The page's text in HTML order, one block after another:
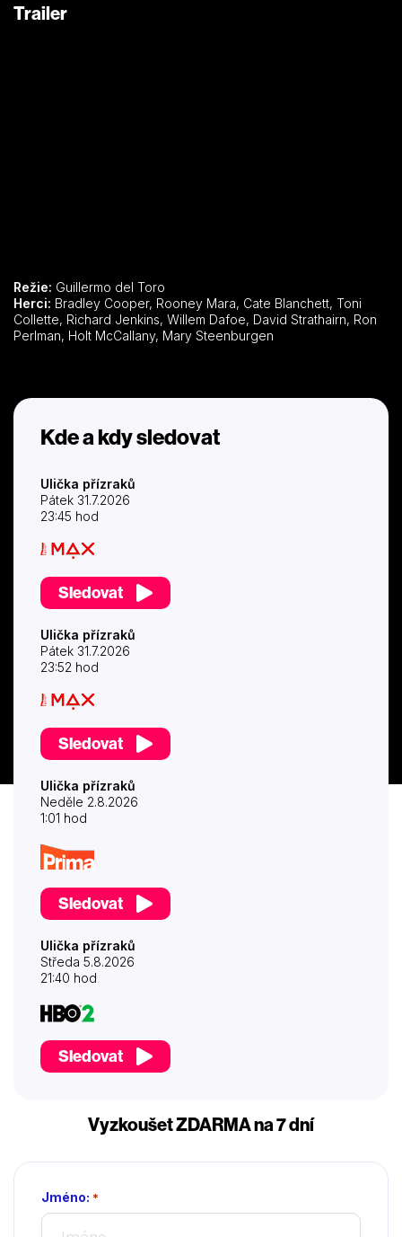
Trailer
Režie: Guillermo del Toro
Herci:
Collette, Richard Jenkins, Willem Dafoe, David Strathairn, Ron
Perlman, Holt McCallany, Mary Steenburgen
Kde a kdy sledovat
Ulička přízraků
Pátek 31.7.2026
23:45 hod
Sledovat
Ulička přízraků
Pátek 31.7.2026
23:52 hod
Sledovat
Ulička přízraků
Neděle 2.8.2026
1:01 hod
Sledovat
Ulička přízraků
Středa 5.8.2026
21:40 hod
Sledovat
Vyzkoušet ZDARMA na 7 dní
Jméno: *